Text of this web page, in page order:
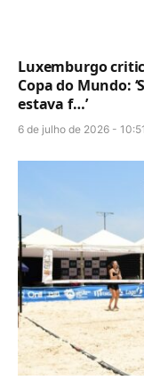
Luxemburgo
Copa do Mundo:
estava f…’
6 de julho de 2026 - 10:51